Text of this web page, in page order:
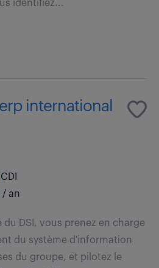
identifiez...
international
CDI
an
du DSI, vous prenez en charge
du système d'information
du groupe, et pilotez le